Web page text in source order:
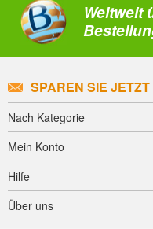
Weltweit
SPAREN SIE JETZT
Nach Kategorie
Mein Konto
Hilfe
Über uns